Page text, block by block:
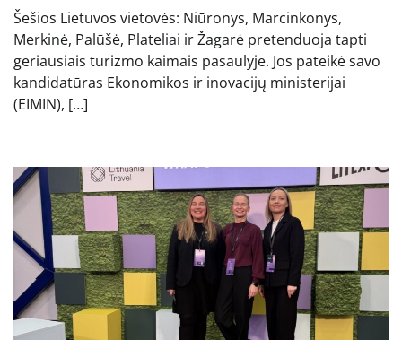
Šešios Lietuvos vietovės: Niūronys, Marcinkonys,
Merkinė, Palūšė, Plateliai ir Žagarė pretenduoja tapti
geriausiais turizmo kaimais pasaulyje. Jos pateikė savo
kandidatūras Ekonomikos ir inovacijų ministerijai
(EIMIN), […]